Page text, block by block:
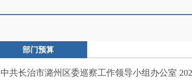
部门预算
中共长治市潞州区委巡察工作领导小组办公室